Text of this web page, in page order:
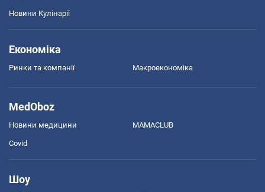
Новини Кулінарії
Економіка
Ринки та компанії Макроекономіка
MedOboz
Новини медицини MAMACLUB
Covid
Шоу